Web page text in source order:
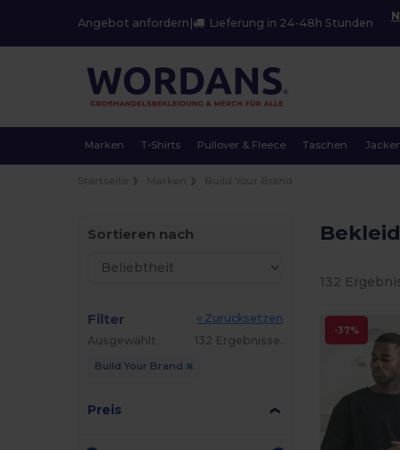
Angebot anfordern Lieferung in 24-48h Stunden
Marken T-Shirts Pullover & Fleece Taschen
Sortieren nach
Filter
« Zurücksetzen
Ausgewählt
132 Ergebnisse.
Build Your Brand
Preis
132
-37%